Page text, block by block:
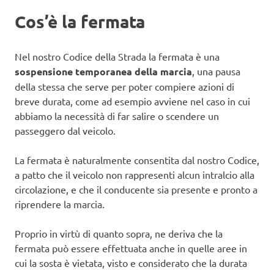
Cos’è la fermata
Nel nostro Codice della Strada la fermata è una
sospensione temporanea della marcia , una pausa
della stessa che serve per poter compiere azioni di
breve durata, come ad esempio avviene nel caso in cui
abbiamo la necessità di far salire o scendere un
passeggero dal veicolo.
La fermata è naturalmente consentita dal nostro Codice,
a patto che il veicolo non rappresenti alcun intralcio alla
circolazione, e che il conducente sia presente e pronto a
riprendere la marcia.
Proprio in virtù di quanto sopra, ne deriva che la
fermata può essere effettuata anche in quelle aree in
cui la sosta è vietata, visto e considerato che la durata